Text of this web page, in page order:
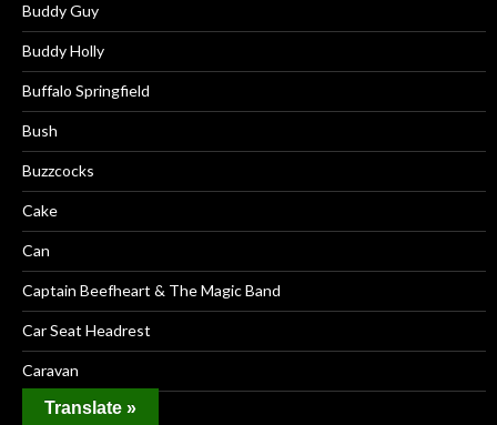
Buddy Guy
Buddy Holly
Buffalo Springfield
Bush
Buzzcocks
Cake
Can
Captain Beefheart & The Magic Band
Car Seat Headrest
Caravan
Carl Perkins
Translate »